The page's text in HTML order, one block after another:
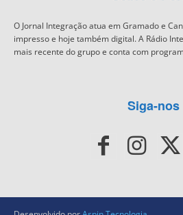
O Jornal Integração atua em Gramado e
impresso e hoje também digital. A Rádio
mais recente do grupo e conta com
Siga-nos